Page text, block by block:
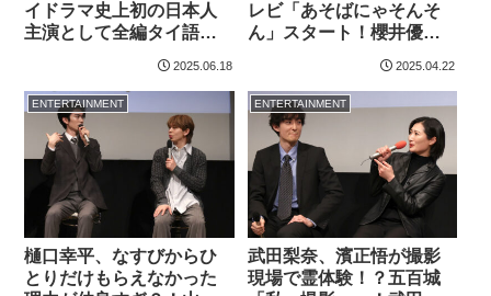
イドラマ史上初の日本人
主演として全編タイ語で
2025.06.18
レビ「あそばにゃそんそ
ん」スタート！櫻井優衣
の！？」とファン…
2025.04.22
ENTERTAINMENT
樋口幸平、なすびからひ
とりだけもらえなかった
ENTERTAINMENT
武田梨奈、濱正悟が撮影
現場で霊体験！？五百城